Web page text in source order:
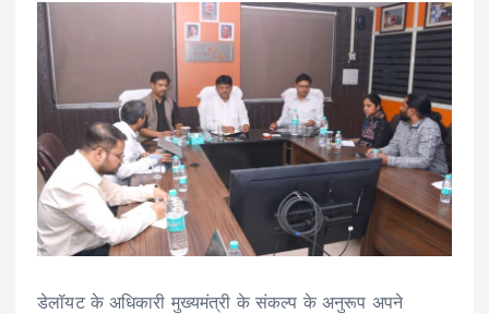
डेलॉयट के अधिकारी मुख्यमंत्री के संकल्प के अनुरूप अपने